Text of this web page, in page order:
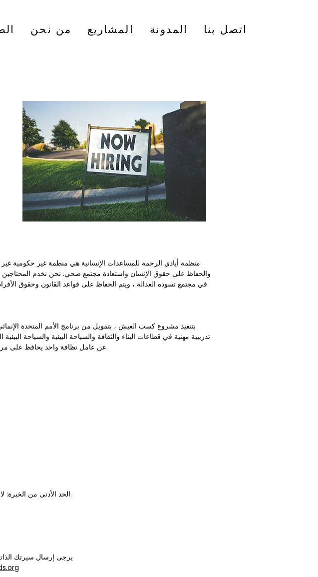
من نحن المشاريع المدونة اتصل بنا
منظمة أيادي الرحمة للمساعدات الإنسانية هي منظمة غير حكومية غير
والحفاظ على حقوق الإنسان واستعادة مجتمع صحي. نحن نخدم
في مجتمع تسوده العدالة ، ويتم الحفاظ على قواعد القانون وحقوق
تدريبية مهنية في قطاعات البناء والثقافة والسياحة البيئية والسياحة
من أجل تنفيذ مثل هذه الأنشطة ، يبحث MH عن عامل نظافة واحد يحافظ على مركز التدريب المهني في حالة نظيفة ومنظمة.
الحد الأدنى من الخبرة: لا توجد خبرة محددة مطلوبة ، ولكن الخبرة السابقة في منصب مماثل ستكون أحد الأصول.
يرجى إرسال سيرتك